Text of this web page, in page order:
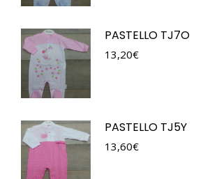
PASTELLO TJ7O
13,20€
PASTELLO TJ5Y
13,60€